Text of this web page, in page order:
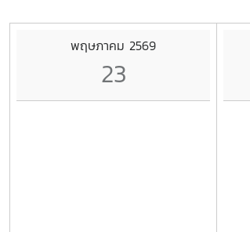
พฤษภาคม 2569
23